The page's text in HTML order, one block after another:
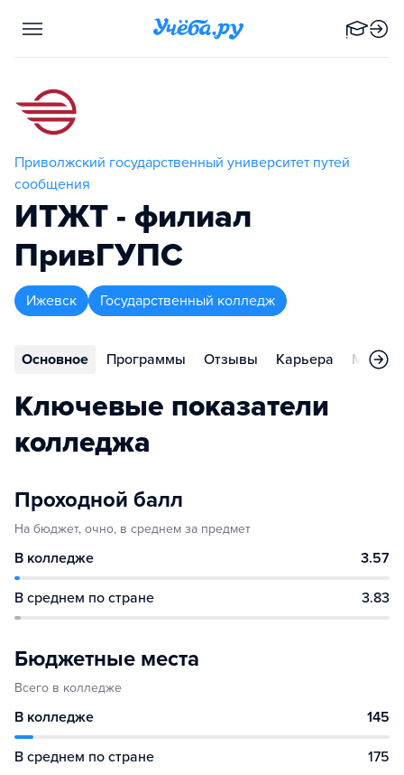
Приволжский государственный университет путей
сообщения
ИТЖТ - филиал
ПривГУПС
Ижевск Государственный колледж
Основное Программы Отзывы Карьера
Ключевые показатели
колледжа
Проходной балл
На бюджет, очно, в среднем за предмет
В колледже 3.57
В среднем по стране 3.83
Бюджетные места
Всего в колледже
В колледже 145
В среднем по стране 175